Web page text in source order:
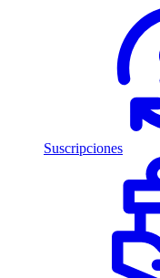
Suscripciones